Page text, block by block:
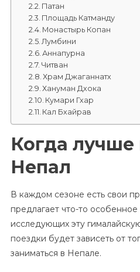
Патан
Площадь Катманду
Монастырь Копан
Лумбини
Аннапурна
Читван
Храм Джаганнатх
Хануман Дхока
Кумари Гхар
Кал Бхайрав
Когда лучше
Непал
В каждом сезоне есть свои
предлагает что-то
исследующих эту
поездки будет зависеть от
заниматься в Непале.